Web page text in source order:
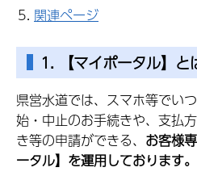
関連ページ
1. 【マイポータル】と
県営水道では、スマホ等でい
始・中止のお手続きや、支払
き等の申請ができる、 お客様
ータル】を運用しております。